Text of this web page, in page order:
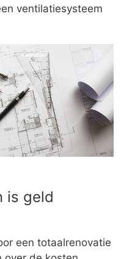
ventilatiesysteem
is geld
een totaalrenovatie